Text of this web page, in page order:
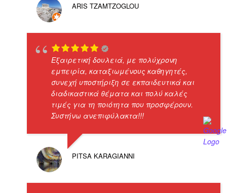
ARIS TZAMTZOGLOU
Εξαιρετική δουλειά, με πολύχρονη
εμπειρία, καταξιωμένους καθηγητές,
συνεχή υποστήριξη σε εκπαιδευτικά και
διαδικαστικά θέματα και πολύ καλές
τιμές για τη ποιότητα που προσφέρουν.
Συστήνω ανεπιφύλακτα!!!
PITSA KARAGIANNI